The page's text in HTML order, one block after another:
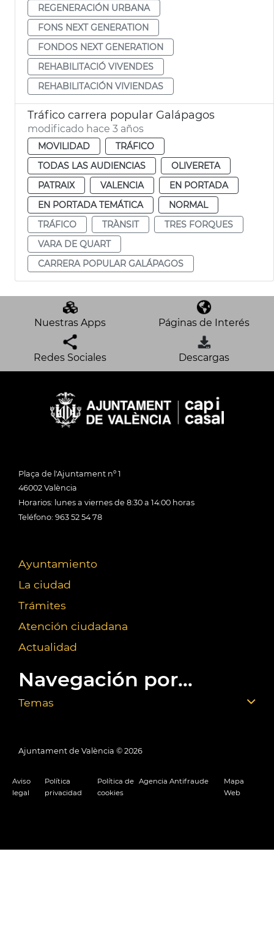
REGENERACIÓN URBANA
FONS NEXT GENERATION
FONDOS NEXT GENERATION
REHABILITACIÓ VIVENDES
REHABILITACIÓN VIVIENDAS
Tráfico carrera popular Galápagos
modificado hace 3 años
MOVILIDAD
TRÁFICO
TODAS LAS AUDIENCIAS
OLIVERETA
PATRAIX
VALENCIA
EN PORTADA
EN PORTADA TEMÁTICA
NORMAL
TRÁFICO
TRÀNSIT
TRES FORQUES
VARA DE QUART
CARRERA POPULAR GALÁPAGOS
Nuestras Apps Páginas de Interés
Redes Sociales Descargas
Plaça de l'Ajuntament nº 1
46002 València
Horarios: lunes a viernes de 8:30 a 14:00 horas
Teléfono: 963 52 54 78
Ayuntamiento
La ciudad
Trámites
Atención ciudadana
Actualidad
Navegación por...
Temas
Ajuntament de València © 2026
Aviso
legal
Política
privacidad
Política de
cookies
Agencia Antifraude
Mapa
Web